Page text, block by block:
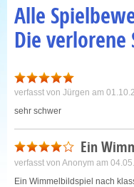
Alle
Die verlorene
verfasst von Jürgen am
sehr schwer
Ein
verfasst von Anonym am
Ein Wimmelbildspiel nach